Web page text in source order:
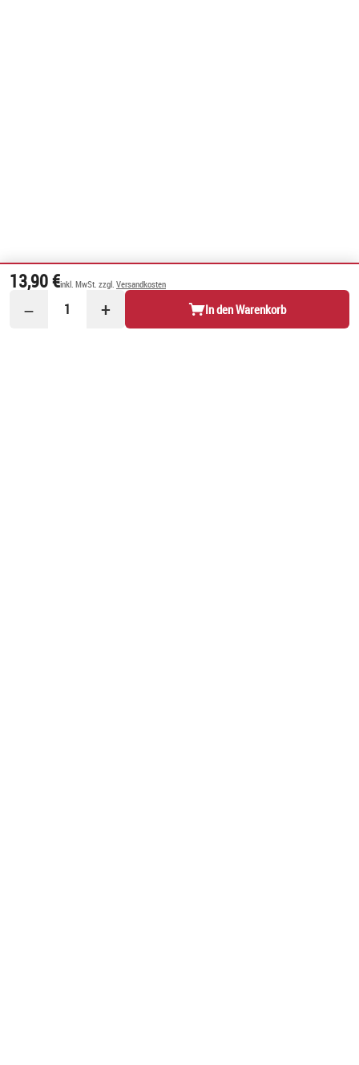
13,90 €inkl. MwSt. zzgl. Versandkosten
− 1 + In den Warenkorb